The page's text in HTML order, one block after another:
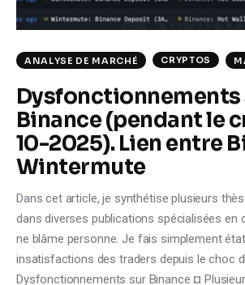
ANALYSE DE MARCHÉ CRYPTOS
Dysfonctionnements
Binance (pendant le
10-2025). Lien entre
Wintermute
Dans cet article, je synthétise plusieurs
dans diverses publications spécialisées en
ne blâme personne. Je fais simplement
insatisfactions des traders depuis le choc
Dysfonctionnements sur Binance ¤